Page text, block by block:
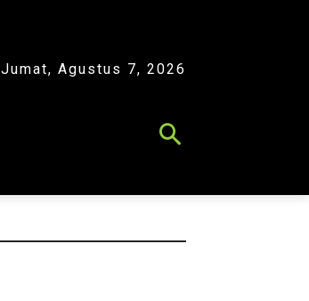
Jumat, Agustus 7, 2026